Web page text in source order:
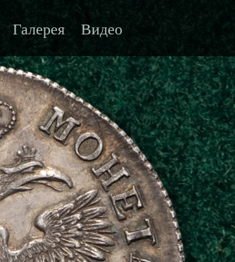
Галерея Видео